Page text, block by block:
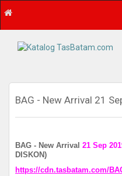
BAG - New Arrival 21
BAG - New Arrival 21 Sep
DISKON)
https://cdn.tasbatam.com/